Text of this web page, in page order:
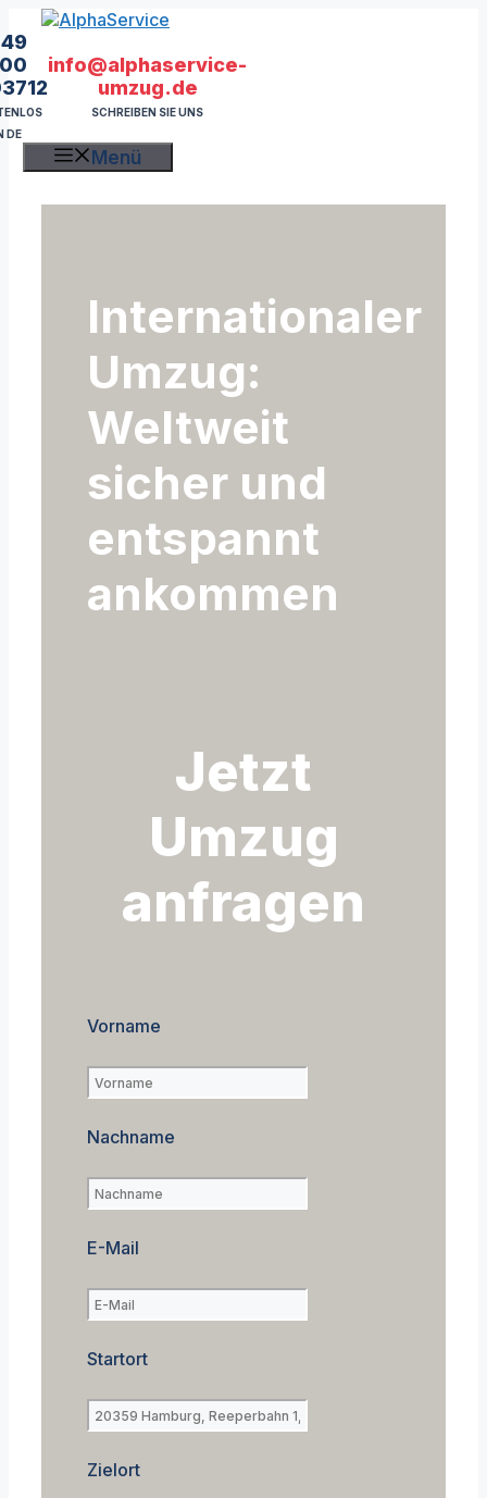
Zum
Inhalt
springen
DE
info@alphaservice-
umzug.de
SCHREIBEN SIE UNS
Menü
Internationaler
Umzug:
Weltweit
sicher und
entspannt
ankommen
Jetzt
Umzug
anfragen
Vorname
Nachname
E-Mail
Startort
Zielort